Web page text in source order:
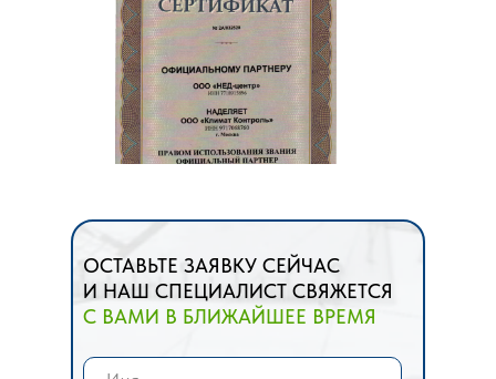
ОСТАВЬТЕ ЗАЯВКУ СЕЙЧАС
И НАШ СПЕЦИАЛИСТ СВЯЖЕТСЯ
С ВАМИ В БЛИЖАЙШЕЕ ВРЕМЯ